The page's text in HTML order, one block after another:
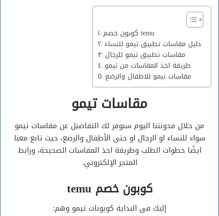
كوبون خصم temu
دليل مقاسات تطبيق تيمو للنساء
مقاسات تطبيق تيمو للرجال
طريقة اخذ المقاسات من تيمو
مقاسات تيمو للاطفال والرضع
مقاسات تيمو
من خلال مدونتنا اليوم سنوفر لك التفاصيل عن مقاسات تيمو
سواء للنساء او الرجال او حتى الأطفال والرضع، حيث تابع معنا
ايضًا خطوات الطلب وطريقة اخذ المقاسات الصحيحة، ورابط
المتجر الإلكتروني.
كوبون خصم temu
إليك فى البداية كوبونات تيمو وهم: